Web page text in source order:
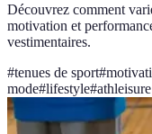
Découvrez comment
motivation et
vestimentaires.
#tenues de sport#
mode#lifestyle#athleisure